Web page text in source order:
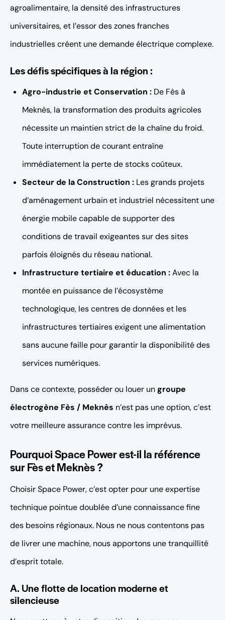
agroalimentaire, la densité des infrastructures
universitaires, et l’essor des zones franches
industrielles créent une demande électrique complexe.
Les défis spécifiques à la région :
Agro-industrie et Conservation : De Fès à
Meknès, la transformation des produits agricoles
nécessite un maintien strict de la chaîne du froid.
Toute interruption de courant entraîne
immédiatement la perte de stocks coûteux.
Secteur de la Construction : Les grands projets
d’aménagement urbain et industriel nécessitent une
énergie mobile capable de supporter des
conditions de travail exigeantes sur des sites
parfois éloignés du réseau national.
Infrastructure tertiaire et éducation :Avec la
montée en puissance de l’écosystème
technologique, les centres de données et les
infrastructures tertiaires exigent une alimentation
sans aucune faille pour garantir la disponibilité des
services numériques.
Dans ce contexte, posséder ou louer ungroupe
électrogène Fès / Meknès n’est pas une option, c’est
votre meilleure assurance contre les imprévus.
Pourquoi Space Power est-il la référence
sur Fès et Meknès ?
Choisir Space Power, c’est opter pour une expertise
technique pointue doublée d’une connaissance fine
des besoins régionaux. Nous ne nous contentons pas
de livrer une machine, nous apportons une tranquillité
d’esprit totale.
A. Une flotte de location moderne et
silencieuse